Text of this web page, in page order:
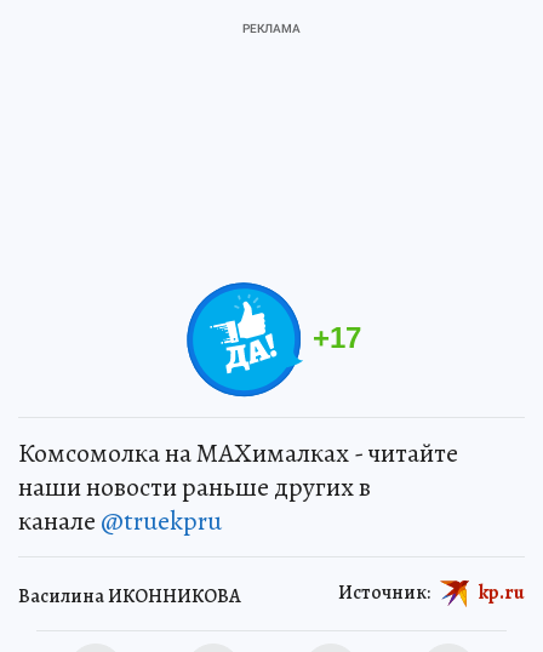
+17
Комсомолка на MAXималках - читайте
наши новости раньше других в
канале @truekpru
Василина ИКОННИКОВА Источник: kp.ru